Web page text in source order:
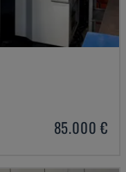
85.000 €